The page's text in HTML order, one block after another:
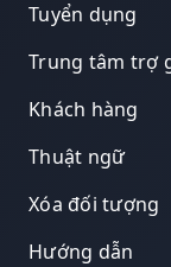
Tuyển dụng
Trung tâm trợ
Khách hàng
Thuật ngữ
Xóa đối tượng
Hướng dẫn